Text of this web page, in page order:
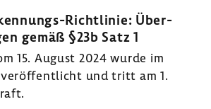
​Richtlinie: Über­
gemäß §23b Satz 1
15. August 2024 wurde im
veröf­fent­licht und tritt am 1.